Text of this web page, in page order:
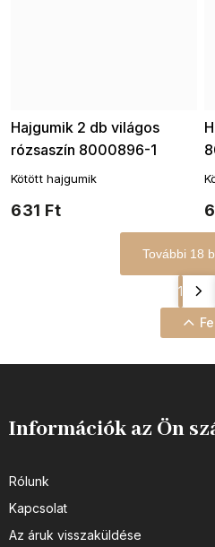
Hajgumik 2 db világos
rózsaszín 8000896-1
631 Ft
Kötött hajgumik
További 18
1
Információk az Ön
Rólunk
Kapcsolat
Az áruk visszaküldése